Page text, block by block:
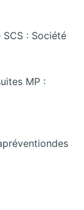
: Société
MP :